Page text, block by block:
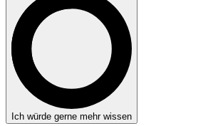
Ich würde gerne mehr wissen